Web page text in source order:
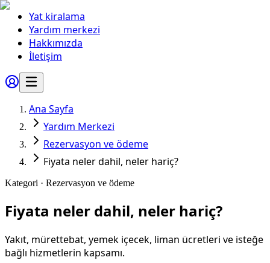
Yat kiralama
Yardım merkezi
Hakkımızda
İletişim
Ana Sayfa
Yardım Merkezi
Rezervasyon ve ödeme
Fiyata neler dahil, neler hariç?
Kategori · Rezervasyon ve ödeme
Fiyata neler dahil, neler hariç?
Yakıt, mürettebat, yemek içecek, liman ücretleri ve isteğe
bağlı hizmetlerin kapsamı.